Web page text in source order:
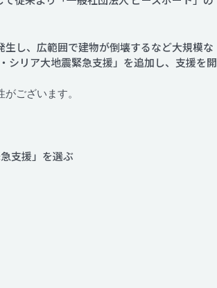
し、広範囲で建物が倒壊するなど大規模な
シリア大地震緊急支援」を追加し、支援を開
ございます。
支援」を選ぶ